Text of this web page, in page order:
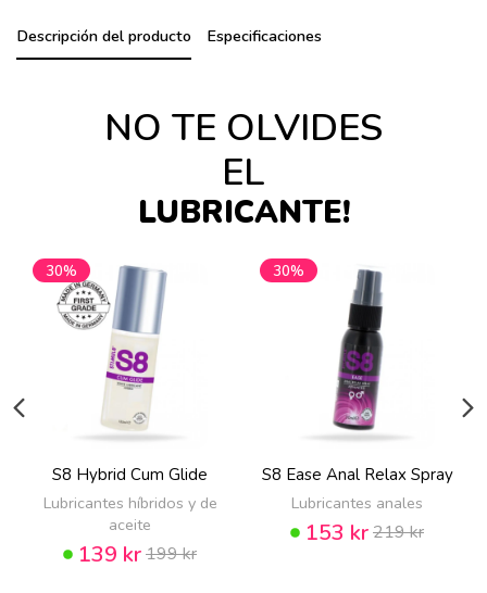
Descripción del producto Especificaciones
NO TE OLVIDES
EL
LUBRICANTE!
30%
S8 Hybrid Cum Glide
Lubricantes híbridos y de
aceite
139 kr199 kr
30%
S8 Ease Anal Relax Spray
Lubricantes anales
153 kr219 kr